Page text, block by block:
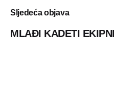
Sljedeća objava
MLAĐI KADETI